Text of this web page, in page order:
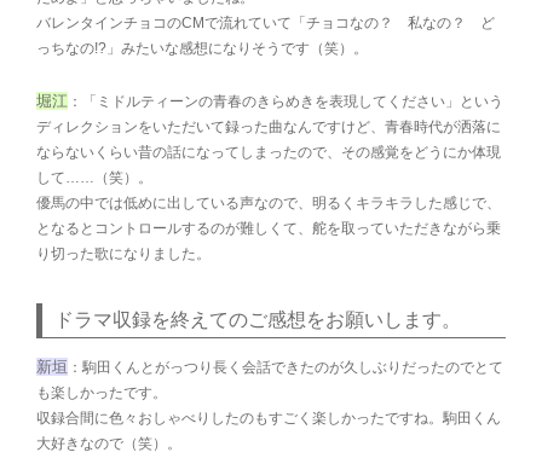
バレンタインチョコのCMで流れていて「チョコなの？ 私なの？ ど
っちなの!?」みたいな感想になりそうです（笑）。
堀江 ：「ミドルティーンの青春のきらめきを表現してください」という
ディレクションをいただいて録った曲なんですけど、青春時代が洒落に
ならないくらい昔の話になってしまったので、その感覚をどうにか体現
して……（笑）。
優馬の中では低めに出している声なので、明るくキラキラした感じで、
となるとコントロールするのが難しくて、舵を取っていただきながら乗
り切った歌になりました。
ドラマ収録を終えてのご感想をお願いします。
新垣 ：駒田くんとがっつり長く会話できたのが久しぶりだったのでとて
も楽しかったです。
収録合間に色々おしゃべりしたのもすごく楽しかったですね。駒田くん
大好きなので（笑）。